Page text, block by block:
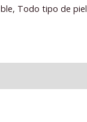
, Todo tipo de piel